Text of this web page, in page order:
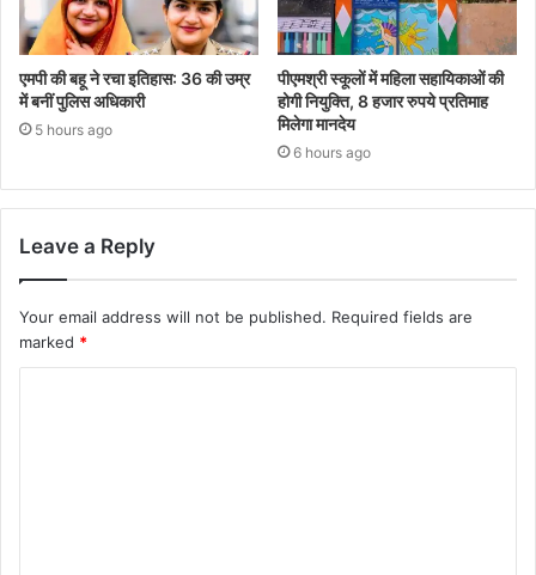
एमपी की बहू ने रचा इतिहास: 36 की उम्र
में बनीं पुलिस अधिकारी
5 hours ago
पीएमश्री स्कूलों में महिला सहायिकाओं की
होगी नियुक्ति, 8 हजार रुपये प्रतिमाह
मिलेगा मानदेय
6 hours ago
Leave a Reply
Your email address will not be published. Required fields are
marked *